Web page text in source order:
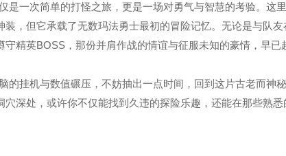
一次简单的打怪之旅，更是一场对勇气与智慧的考验。这里
装，但它承载了无数玛法勇士最初的冒险记忆。无论是与队
守精英BOSS，那份并肩作战的情谊与征服未知的豪情，早已
挂机与数值碾压，不妨抽出一点时间，回到这片古老而神秘
深处，或许你不仅能找到久违的探险乐趣，还能在那些熟悉